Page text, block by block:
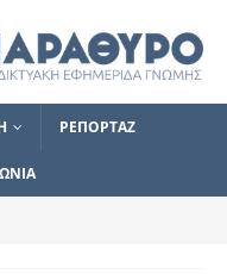
ΡΕΠΟΡΤΑΖ